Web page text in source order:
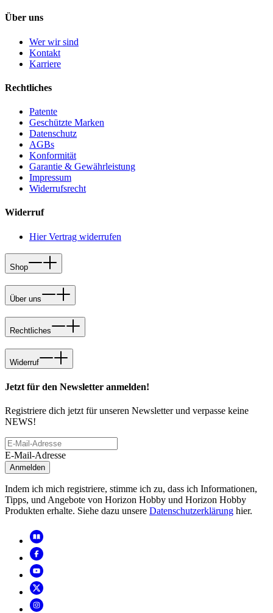
Über uns
Wer wir sind
Kontakt
Karriere
Rechtliches
Patente
Geschützte Marken
Datenschutz
AGBs
Konformität
Garantie & Gewährleistung
Impressum
Widerrufsrecht
Widerruf
Hier Vertrag widerrufen
Shop
Über uns
Rechtliches
Widerruf
Jetzt für den Newsletter anmelden!
Registriere dich jetzt für unseren Newsletter und verpasse keine
NEWS!
E-Mail-Adresse
Anmelden
Indem ich mich registriere, stimme ich zu, dass ich Informationen,
Tipps, und Angebote von Horizon Hobby und Horizon Hobby
Produkten erhalte. Siehe dazu unsere Datenschutzerklärung hier.